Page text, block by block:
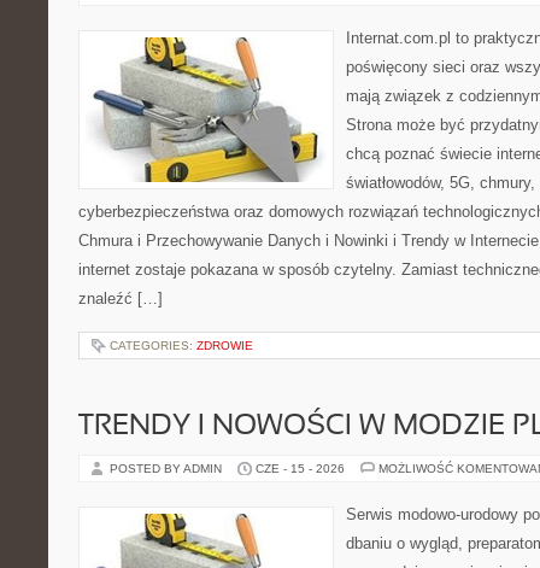
Internat.com.pl to
poświęcony sieci oraz
mają związek z
Strona może być
chcą poznać świecie
światłowodów, 5G,
cyberbezpieczeństwa oraz domowych rozwiązań
Chmura i Przechowywanie Danych i Nowinki i Trendy w
internet zostaje pokazana w sposób czytelny. Zamiast
znaleźć […]
CATEGORIES: ZDROWIE
TRENDY I NOWOŚCI W MODZIE
POSTED BY ADMIN CZE - 15 - 2026 MOŻLIWOŚĆ
Serwis modowo-urodowy
dbaniu o wygląd,